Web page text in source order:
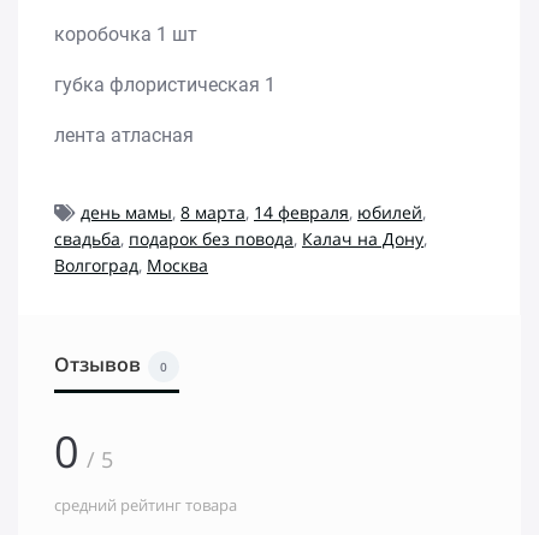
коробочка 1 шт
губка флористическая 1
лента атласная
день мамы, 8 марта, 14 февраля, юбилей,
свадьба, подарок без повода, Калач на Дону,
Волгоград, Москва
Отзывов 0
0 / 5
средний рейтинг товара